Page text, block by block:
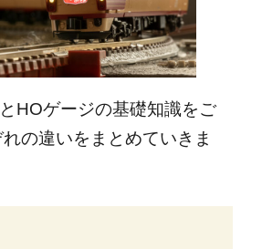
HOゲージの基礎知識をご
の違いをまとめていきま